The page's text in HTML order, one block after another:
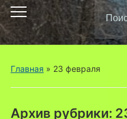
Переключить
мобильное
меню
Поиск
по:
Главная » 23 февраля
Архив рубрики: